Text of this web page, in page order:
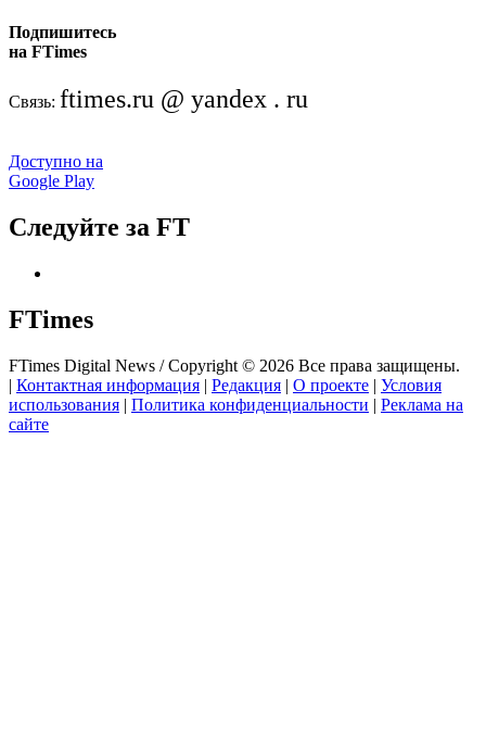
Подпишитесь
на FTimes
Связь: ftimes.ru @ yandex . ru
Доступно на
Google Play
Следуйте за FT
FTimes
FTimes Digital News / Copyright © 2026 Все права защищены.
| Контактная информация | Редакция | О проекте | Условия
использования | Политика конфиденциальности | Реклама на
сайте